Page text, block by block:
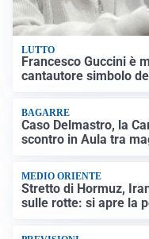
LUTTO
Francesco Guccini è
cantautore simbolo
BAGARRE
Caso Delmastro, la
scontro in Aula tra
MEDIO ORIENTE
Stretto di Hormuz,
sulle rotte: si apre la